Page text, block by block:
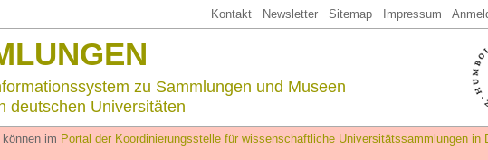
Kontakt Newsletter Sitemap Impressum
zu Sammlungen und Museen
deutschen Universitäten
im Portal der Koordinierungsstelle für wissenschaftliche Universitätssammlungen in